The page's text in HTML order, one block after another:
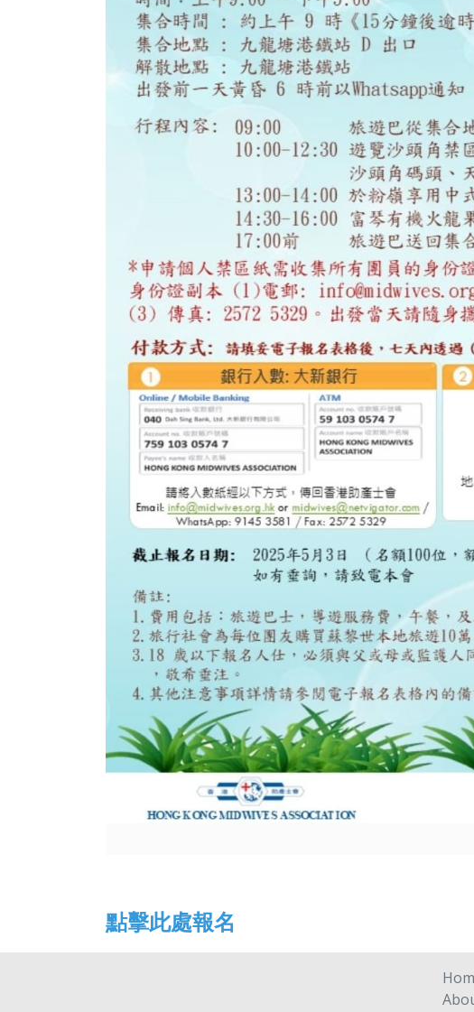
點擊此處報名